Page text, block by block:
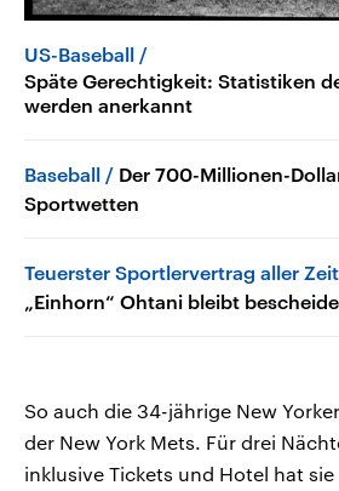
US-Baseball
Späte Gerechtigkeit: Statistiken
werden anerkannt
Baseball
Der 700-Millionen-
Sportwetten
Teuerster Sportlervertrag aller
„Einhorn“ Ohtani bleibt
So auch die 34-jährige New
der New York Mets. Für drei
inklusive Tickets und Hotel hat